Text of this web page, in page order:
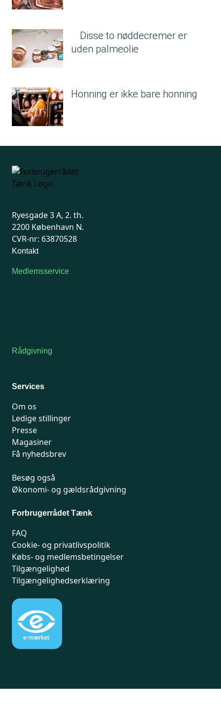
Disse to nøddecremer er
uden palmeolie
Honning er ikke bare honning
Ryesgade 3 A, 2. th.
2200 København N.
CVR-nr: 63870528
Kontakt
Medlemsservice
Rådgivning
Services
Om os
Ledige stillinger
Presse
Magasiner
Få nyhedsbrev
Besøg også
Økonomi- og gældsrådgivning
Forbrugerrådet Tænk
FAQ
Cookie- og privatlivspolitik
Købs- og medlemsbetingelser
Tilgængelighed
Tilgængelighedserklæring